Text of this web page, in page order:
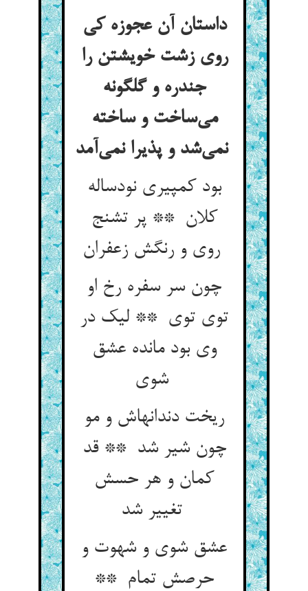
داستان آن عجوزه کی
روی زشت خویشتن را
جندره و گلگونه
می‌ساخت و ساخته
نمی‌شد و پذیرا نمی‌آمد
بود کمپیری نودساله
کلان ** پر تشنج
چون سر سفره رخ او
توی توی ** لیک در
وی بود مانده عشق
شوی
ریخت دندانهاش و مو
چون شیر شد ** قد
کمان و هر حسش
تغییر شد
عشق شوی و شهوت و
حرصش تمام **